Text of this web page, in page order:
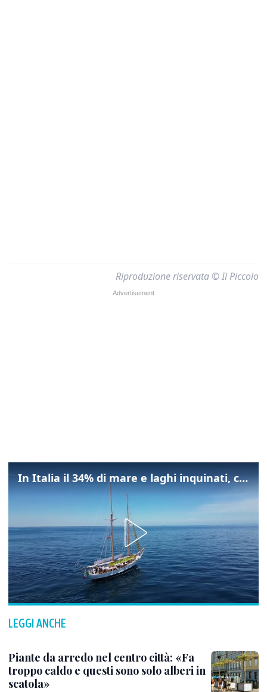
Riproduzione riservata © Il Piccolo
In Italia il 34% di mare e laghi inquinati, colpa della maladepurazione
LEGGI ANCHE
Piante da arredo nel centro città: «Fa
troppo caldo e questi sono solo alberi in
scatola»